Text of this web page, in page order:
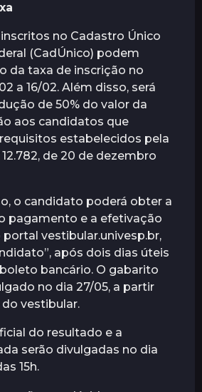
no Cadastro Único
(CadÚnico) podem
da taxa de inscrição no
a 16/02. Além disso, será
de 50% do valor da
aos candidatos que
estabelecidos pela
de 20 de dezembro
o candidato poderá obter a
pagamento e a efetivação
vestibular.univesp.br,
após dois dias úteis
bancário. O gabarito
no dia 27/05, a partir
do vestibular.
do resultado e a
serão divulgadas no dia
15h.